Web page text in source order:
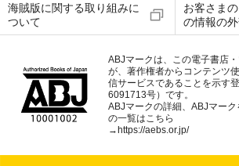
海賊版に関する取り組みに
ついて
お客さま
の情報の
ABJマークは、この電子書店
が、著作権者からコンテンツ
信サービスであることを示す
6091713号）です。
ABJマークの詳細、ABJマー
の一覧はこちら
→https://aebs.or.jp/